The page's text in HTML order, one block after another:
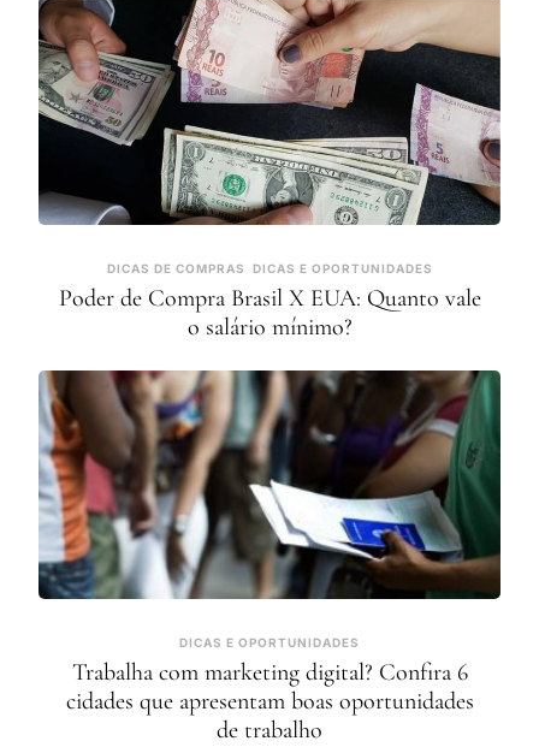
DICAS DE COMPRAS DICAS E OPORTUNIDADES
Poder de Compra Brasil X EUA: Quanto vale
o salário mínimo?
DICAS E OPORTUNIDADES
Trabalha com marketing digital? Confira 6
cidades que apresentam boas oportunidades
de trabalho